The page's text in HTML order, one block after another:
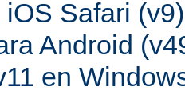
Safari
Android
en